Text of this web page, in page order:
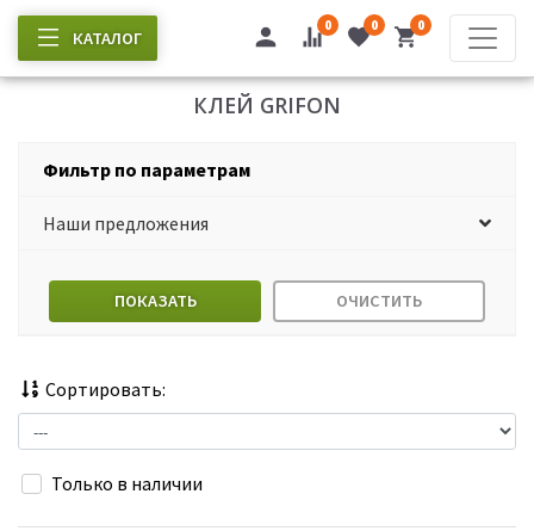
КАТАЛОГ
0 0 0
КЛЕЙ GRIFON
Фильтр по параметрам
Наши предложения
ПОКАЗАТЬ ОЧИСТИТЬ
Сортировать:
Только в наличии